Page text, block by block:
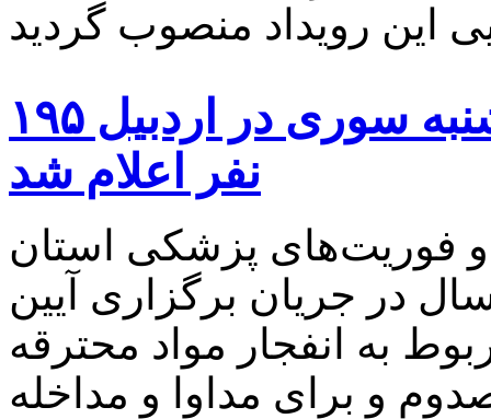
مجموع مصدومان آیین چهارشنبه سوری در اردبیل ۱۹۵
نفر اعلام شد
فوریت‌های پزشکی استان
کرد: ۱۹۵ نفر امسال در جریان برگزاری آیین
به انفجار مواد محترقه
و برای مداوا و مداخله